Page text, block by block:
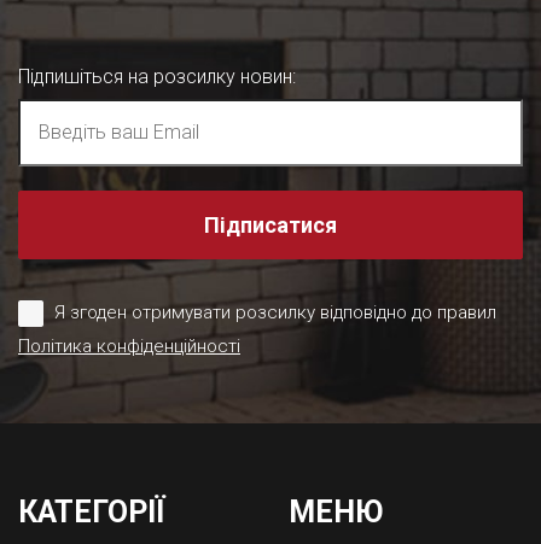
Підпишіться на розсилку новин:
Підписатися
Я згоден отримувати розсилку відповідно до правил
Політика конфіденційності
КАТЕГОРІЇ МЕНЮ